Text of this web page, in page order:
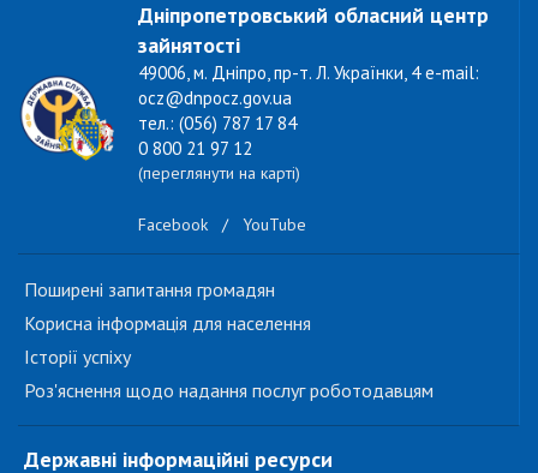
Дніпропетровський обласний центр
зайнятості
49006, м. Дніпро, пр-т. Л. Українки, 4 e-mail:
ocz@dnpocz.gov.ua
тел.: (056) 787 17 84
0 800 21 97 12
(переглянути на карті)
Facebook / YouTube
Поширені запитання громадян
Корисна інформація для населення
Історії успіху
Роз'яснення щодо надання послуг роботодавцям
Державні інформаційні ресурси